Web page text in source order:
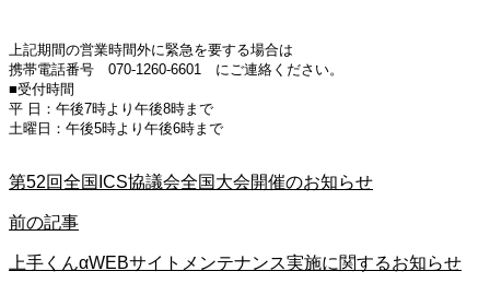
上記期間の営業時間外に緊急を要する場合は
携帯電話番号 070-1260-6601 にご連絡ください。
■受付時間
平 日：午後7時より午後8時まで
土曜日：午後5時より午後6時まで
第52回全国ICS協議会全国大会開催のお知らせ
前の記事
上手くんαWEBサイトメンテナンス実施に関するお知らせ